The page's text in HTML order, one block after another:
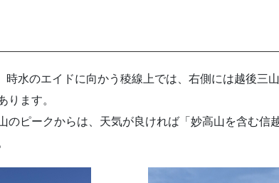
水のエイドに向かう稜線上では、右側には越後三
ります。
ピークからは、天気が良ければ「妙高山を含む信